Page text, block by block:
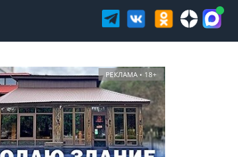
РЕКЛАМА • 18+